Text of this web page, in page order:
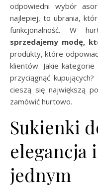
odpowiedni wybór
najlepiej, to ubrania,
funkcjonalność. W
sprzedajemy modę,
produkty, które
klientów. Jakie
przyciągnąć
cieszą się największą
zamówić hurtowo.
Sukienki
elegancja
jednym